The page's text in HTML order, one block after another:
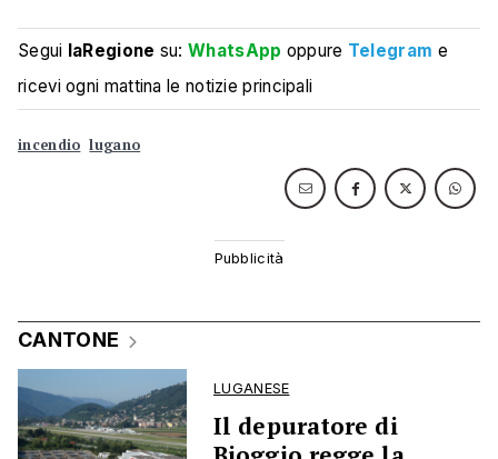
Segui laRegione su:WhatsApp oppure Telegram e
ricevi ogni mattina le notizie principali
incendio lugano
CANTONE
LUGANESE
Il depuratore di